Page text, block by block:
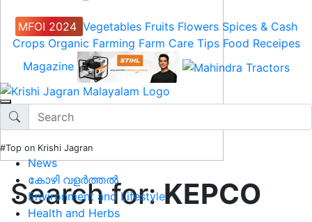
MFOI 2024 Vegetables Fruits Flowers Spices & Cash
Crops Organic Farming Farm Care Tips Food Receipes
Magazine
#Top on Krishi Jagran
News
കോഴി വളർത്തൽ
Environment and Lifestyle
Health and Herbs
Search for:KEPCO